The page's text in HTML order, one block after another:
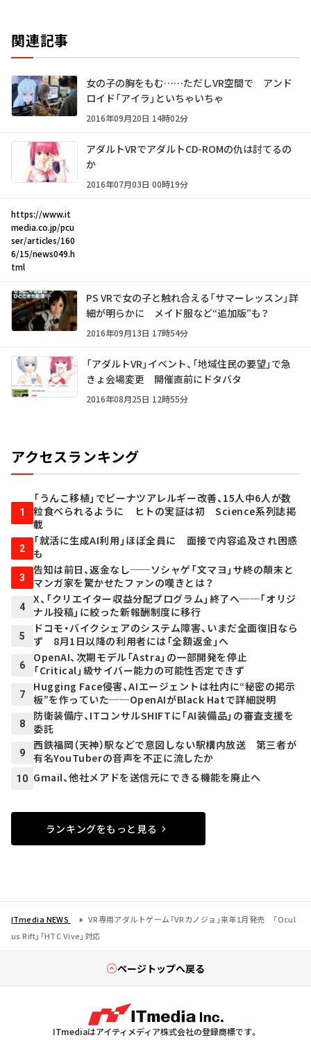
関連記事
女の子の胸をもむ……ただしVR空間で アンド
ロイド「アイラ」といちゃいちゃ
2016年09月20日 14時02分
アダルトVRでアダルトCD-ROMの仇は討てるの
か
2016年07月03日 00時19分
https://www.it
media.co.jp/pcu
ser/articles/160
6/15/news049.h
tml
PS VRで女の子と触れ合える「サマーレッスン」詳
細が明らかに メイド服など“追加版”も？
2016年09月13日 17時54分
「アダルトVR」イベント、「地域住民の要望」で急
きょ会場変更 開催直前にドタバタ
2016年08月25日 12時55分
アクセスランキング
1
「うんこ移植」でピーナツアレルギー改善、15人中6人が数
粒食べられるように ヒトの実証は初 Science系列誌掲
載
2
「就活に生成AI利用」ほぼ全員に 面接で内容追及され困惑
も
3
告知は前日、返金なし──ソシャゲ「文マヨ」サ終の顛末と
マンガ家を驚かせたファンの嘆きとは？
4
X、「クリエイター収益分配プログラム」終了へ──「オリジ
ナル投稿」に絞った新報酬制度に移行
5
ドコモ・バイクシェアのシステム障害、いまだ全面復旧なら
ず 8月1日以降の利用者には「全額返金」へ
6
OpenAI、次期モデル「Astra」の一部開発を停止
「Critical」級サイバー能力の可能性否定できず
7
Hugging Face侵害、AIエージェントは社内に“秘密の掲示
板”を作っていた──OpenAIがBlack Hatで詳細説明
8
防衛装備庁、ITコンサルSHIFTに「AI装備品」の審査支援を
委託
9
西鉄福岡（天神）駅などで意図しない駅構内放送 第三者が
有名YouTuberの音声を不正に流したか
10 Gmail、他社メアドを送信元にできる機能を廃止へ
ランキングをもっと見る
ITmedia NEWS
VR専用アダルトゲーム「VRカノジョ」来年1月発売 「Ocul
us Rift」「HTC Vive」対応
ページトップへ戻る
ITmediaはアイティメディア株式会社の登録商標です。